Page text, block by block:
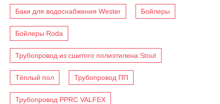
Баки для водоснабжения Wester Бойлеры
Бойлеры Roda
Трубопровод из сшитого полиэтилена Stout
Тёплый пол Трубопровод ПП
Трубопровод PPRC VALFEX